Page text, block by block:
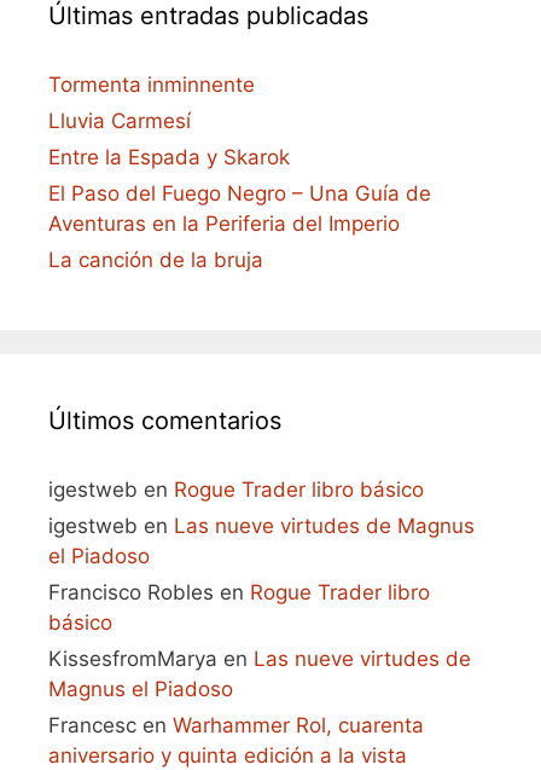
Últimas entradas publicadas
Tormenta inminnente
Lluvia Carmesí
Entre la Espada y Skarok
El Paso del Fuego Negro – Una Guía de
Aventuras en la Periferia del Imperio
La canción de la bruja
Últimos comentarios
igestweb en Rogue Trader libro básico
igestweb en Las nueve virtudes de Magnus
el Piadoso
Francisco Robles en Rogue Trader libro
básico
KissesfromMarya en Las nueve virtudes de
Magnus el Piadoso
Francesc en Warhammer Rol, cuarenta
aniversario y quinta edición a la vista